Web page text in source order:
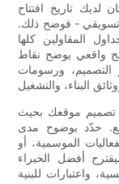
لديك تاريخ افتتاح
تسويقي - فوضح ذلك.
المقاولين كلها
واقعي يوضح نقاط
التصميم، ورسومات
تصميم موقعك بحيث
حدّد بوضوح مدى
الموسمية، أو
أفضل الخبراء
واعتبارات للبنية